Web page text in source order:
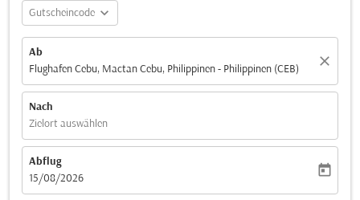
Gutscheincode expand_more
Ab
Flughafen Cebu, Mactan Cebu, Philippinen - Philippinen (CEB)
close
Nach
Zielort auswählen
Abflug
fc-booking-departure-date-aria-label
15/08/2026
today